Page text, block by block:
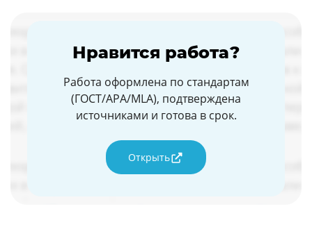
Нравится работа?
Работа оформлена по стандартам
(ГОСТ/APA/MLA), подтверждена
источниками и готова в срок.
Открыть